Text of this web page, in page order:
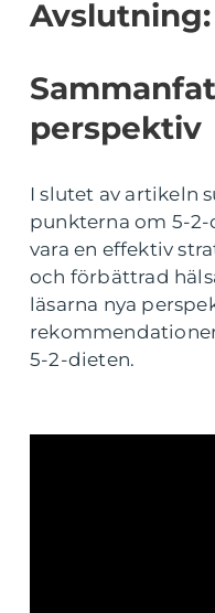
Avslutning:
perspektiv
I slutet av artikeln
punkterna om 5-
vara en effektiv
och förbättrad
läsarna nya
5-2-dieten.